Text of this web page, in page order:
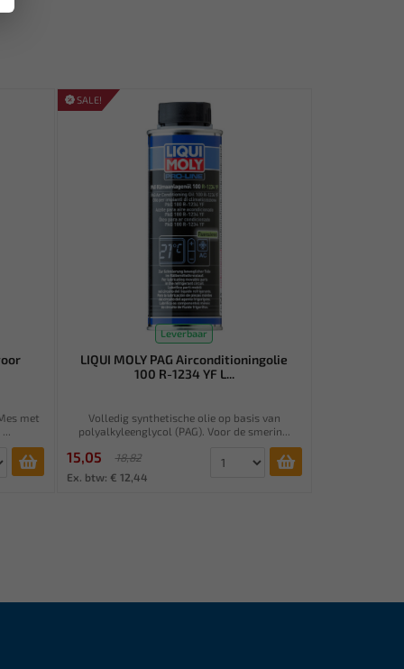
met
SALE!
Leverbaar
LIQUI MOLY PAG Airconditioningolie
100 R-1234 YF L...
Volledig synthetische olie op basis van
polyalkyleenglycol (PAG). Voor de smerin...
15,05
18,82
Ex. btw: € 12,44